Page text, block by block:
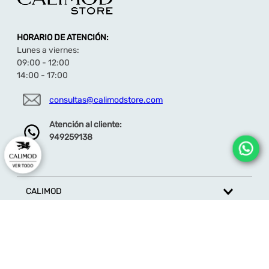
HORARIO DE ATENCIÓN:
Lunes a viernes:
09:00 - 12:00
14:00 - 17:00
consultas@calimodstore.com
Atención al cliente:
949259138
CALIMOD